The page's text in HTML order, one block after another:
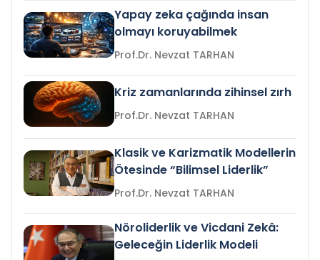
Yapay zeka çağında insan
olmayı koruyabilmek
Prof.Dr. Nevzat TARHAN
Kriz zamanlarında zihinsel zırh
Prof.Dr. Nevzat TARHAN
Klasik ve Karizmatik Modellerin
Ötesinde “Bilimsel Liderlik”
Prof.Dr. Nevzat TARHAN
Nöroliderlik ve Vicdani Zekâ:
Geleceğin Liderlik Modeli